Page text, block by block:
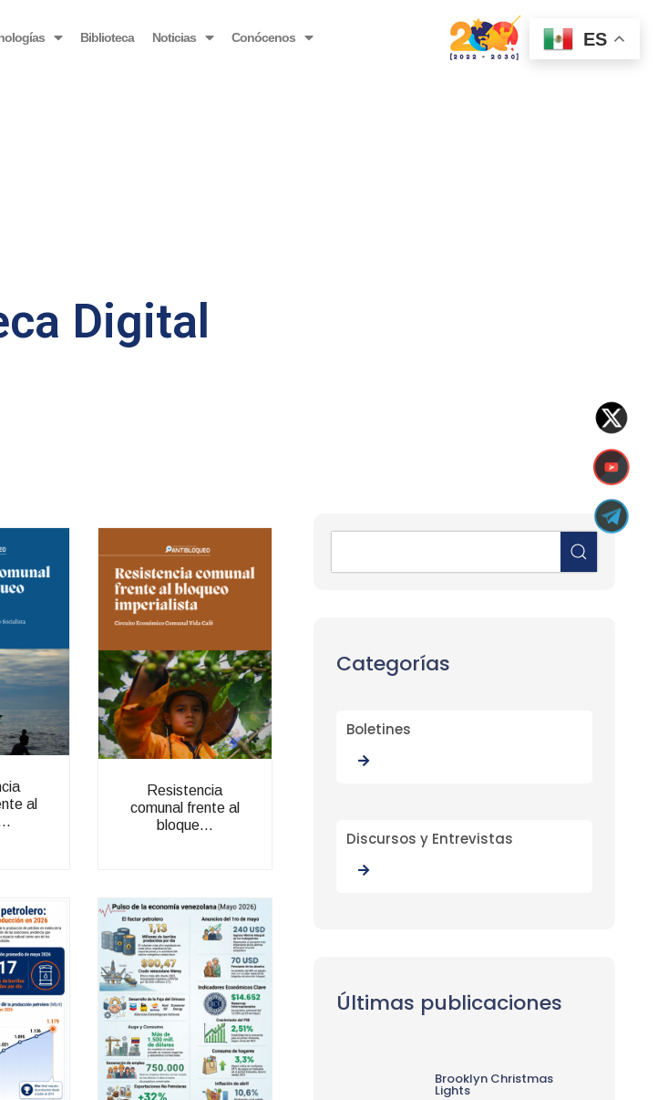
Biblioteca Noticias Conócenos
Digital
al
Resistencia
comunal frente al
bloque...
Categorías
Boletines
Discursos y Entrevistas
Últimas publicaciones
Brooklyn Christmas
Lights
ES